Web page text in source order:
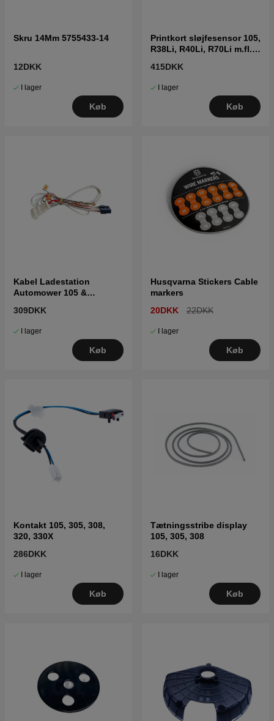
Skru 14Mm 5755433-14
12DKK
I lager
Køb
Printkort sløjfesensor 105,
R38Li, R40Li, R70Li m.fl.
415DKK
I lager
Køb
Kabel Ladestation
Automower 105 &
309DKK
I lager
Køb
Husqvarna Stickers Cable
markers
20DKK
22DKK
I lager
Køb
Kontakt 105, 305, 308,
320, 330X
286DKK
I lager
Køb
Tætningsstribe display
105, 305, 308
16DKK
I lager
Køb